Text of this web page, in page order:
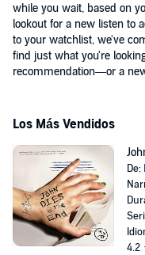
while you wait, based on
lookout for a new listen to
to your watchlist, we've
find just what you're
recommendation—or a
Los Más Vendidos
De:
4.2